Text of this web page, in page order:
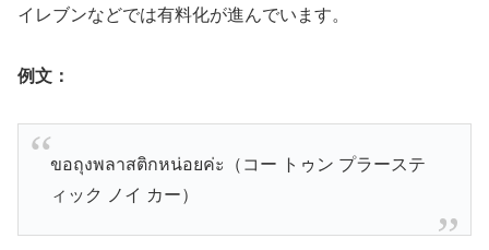
イレブンなどでは有料化が進んでいます。
例文：
ขอถุงพลาสติกหน่อยค่ะ（コー トゥン プラーステ
ィック ノイ カー）